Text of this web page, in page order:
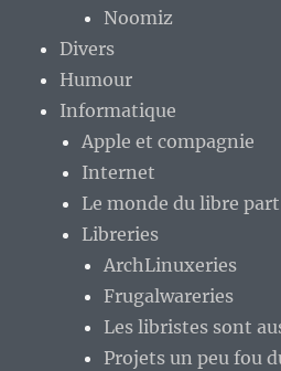
Noomiz
Divers
Humour
Informatique
Apple et compagnie
Internet
Le monde du libre
Libreries
ArchLinuxeries
Frugalwareries
Les libristes sont
Projets un peu fou